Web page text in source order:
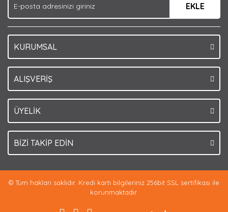
Bu ürüne benzer farklı alternatifler olmalı.
EKLE
KURUMSAL
ALIŞVERİŞ
ÜYELİK
BİZİ TAKİP EDİN
© Tüm hakları saklıdır. Kredi kartı bilgileriniz 256bit SSL sertifikası ile
korunmaktadır.